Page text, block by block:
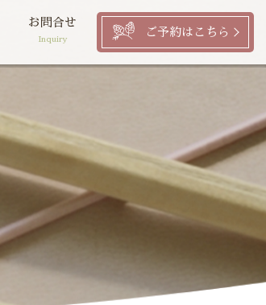
お問合せ
Inquiry
ご予約はこちら